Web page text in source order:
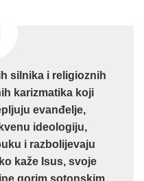
silnika i religioznih
karizmatika koji
evanđelje,
ideologiju,
i razbolijevaju
kaže Isus, svoje
gorim sotonskim